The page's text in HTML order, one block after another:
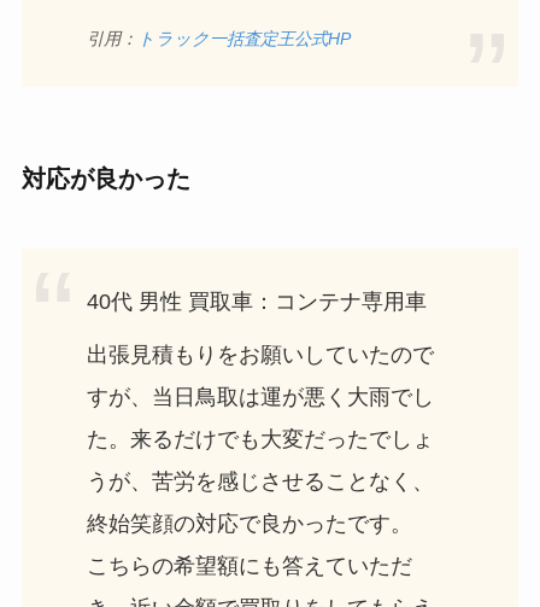
引用： トラック一括査定王公式HP
対応が良かった
40代 男性 買取車：コンテナ専用車
出張見積もりをお願いしていたので
すが、当日鳥取は運が悪く大雨でし
た。来るだけでも大変だったでしょ
うが、苦労を感じさせることなく、
終始笑顔の対応で良かったです。
こちらの希望額にも答えていただ